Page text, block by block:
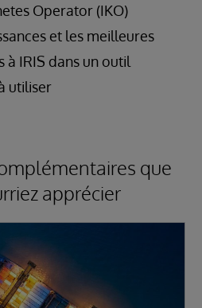
Operator (IKO)
et les meilleures
IRIS dans un outil
utiliser
que
apprécier